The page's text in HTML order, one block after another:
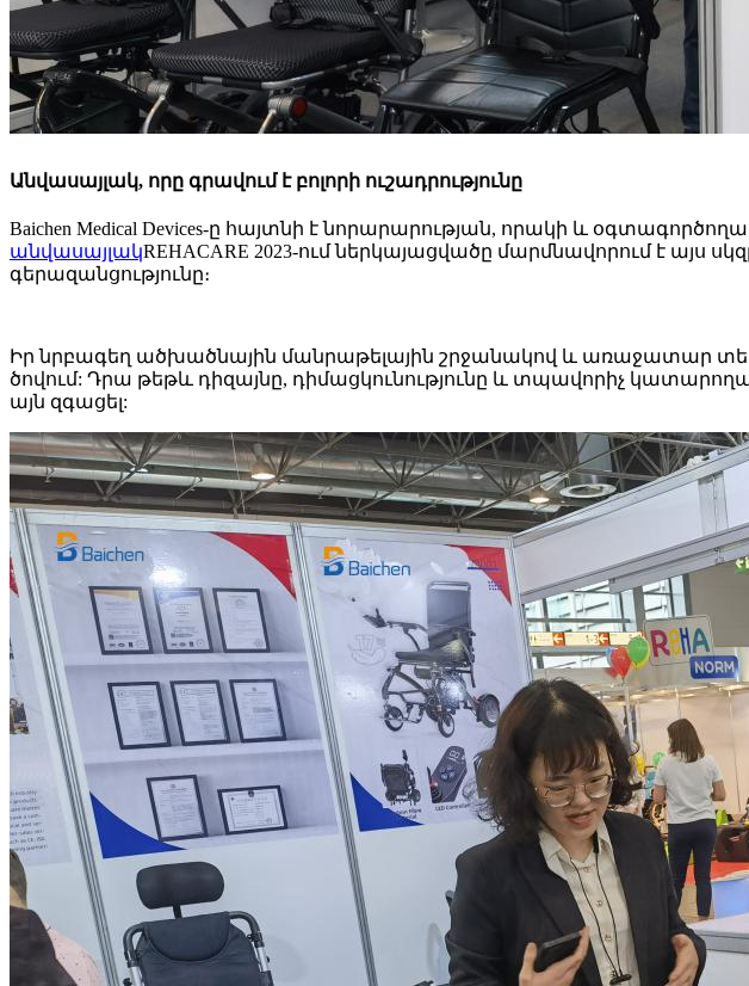
Անվասայլակ, որը գրավում է բոլորի ուշադրությունը
Baichen Medical Devices-ը հայտնի է նորարարության, որակի և
անվասայլակREHACARE 2023-ում ներկայացվածը մարմնավորում է
գերազանցությունը։
Իր նրբագեղ ածխածնային մանրաթելային շրջանակով և առաջատար
ծովում: Դրա թեթև դիզայնը, դիմացկունությունը և տպավորիչ
այն զգացել: